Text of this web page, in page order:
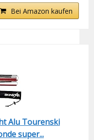
Bei Amazon kaufen
Alu Tourenski
super...